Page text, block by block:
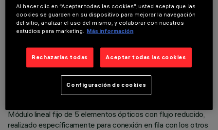
DATOS TÉCNICOS
Módulo lineal fijo de 5 elementos ópticos con flujo reducido,
realizado específicamente para conexión en fila con los otros
Al hacer clic en “Aceptar todas las cookies”, usted acepta que las
cookies se guarden en su dispositivo para mejorar la navegación
del sitio, analizar el uso del mismo, y colaborar con nuestros
estudios para marketing. Más información
Rechazarlas todas Aceptar todas las cookies
Configuración de cookies